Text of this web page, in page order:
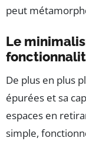
peut
Le
De plus en plus
épurées et sa
espaces en
simple,